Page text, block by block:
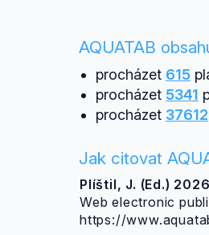
AQUATAB
procházet 615
procházet 5341
procházet 37612
Jak citovat
Plíštil, J. (Ed.)
Web electronic
https://